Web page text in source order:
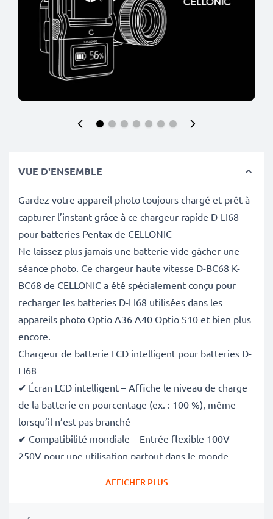
VUE D'ENSEMBLE
Gardez votre appareil photo toujours chargé et prêt à
capturer l’instant grâce à ce chargeur rapide D-LI68
pour batteries Pentax de CELLONIC
Ne laissez plus jamais une batterie vide gâcher une
séance photo. Ce chargeur haute vitesse D-BC68 K-
BC68 de CELLONIC a été spécialement conçu pour
recharger les batteries D-LI68 utilisées dans les
appareils photo Optio A36 A40 Optio S10 et bien plus
encore.
Chargeur de batterie LCD intelligent pour batteries D-
LI68
✔ Écran LCD intelligent – Affiche le niveau de charge
de la batterie en pourcentage (ex. : 100 %), même
lorsqu’il n’est pas branché
✔ Compatibilité mondiale – Entrée flexible 100V–
250V pour une utilisation partout dans le monde
AFFICHER PLUS